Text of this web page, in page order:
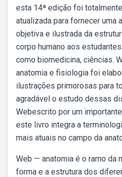
esta 14ª edição foi
atualizada para fornecer uma
objetiva e ilustrada da
corpo humano aos
como biomedicina, ciências.
anatomia e fisiologia foi
ilustrações primorosas para
agradável o estudo dessas
Webescrito por um
este livro integra a
mais atuais no campo da
Web — anatomia é o ramo da
forma e a estrutura dos